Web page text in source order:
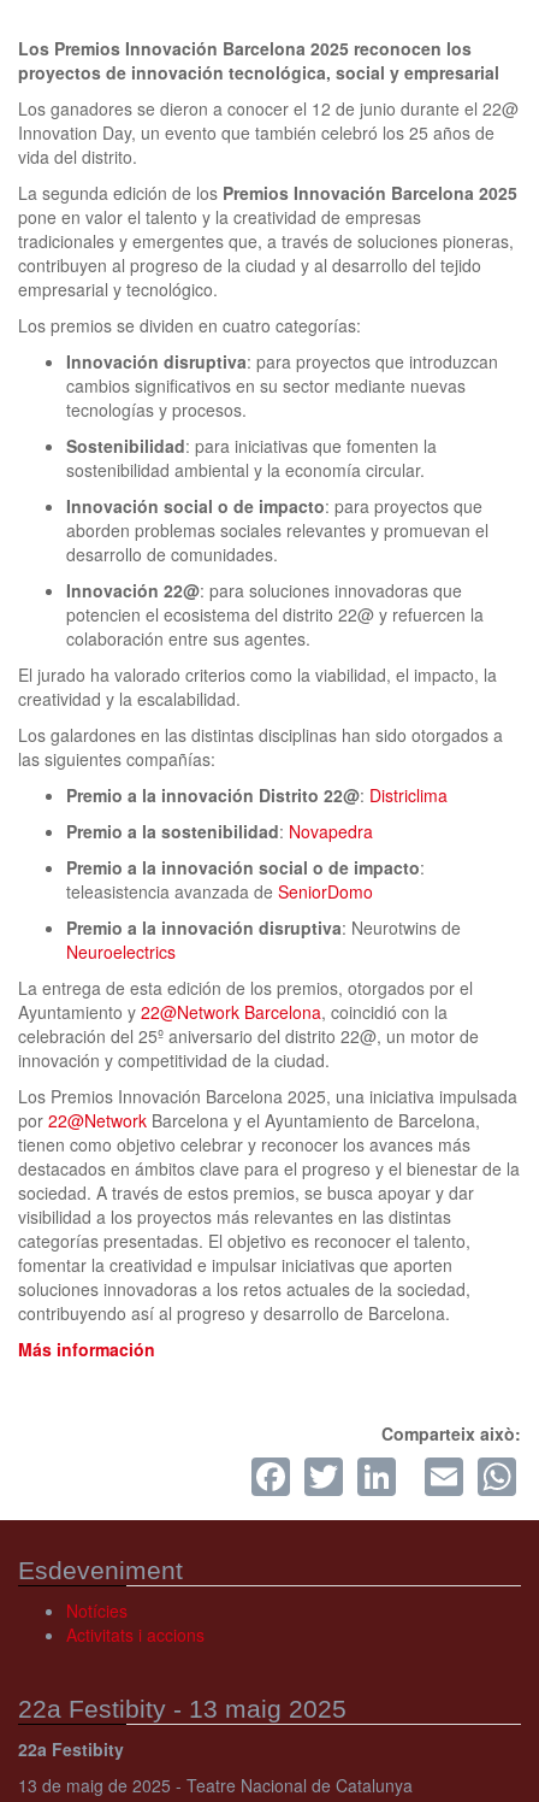
Los Premios Innovación Barcelona 2025 reconocen los
proyectos de innovación tecnológica, social y empresarial
Los ganadores se dieron a conocer el 12 de junio durante el 22@
Innovation Day, un evento que también celebró los 25 años de
vida del distrito.
La segunda edición de los Premios Innovación Barcelona 2025
pone en valor el talento y la creatividad de empresas
tradicionales y emergentes que, a través de soluciones pioneras,
contribuyen al progreso de la ciudad y al desarrollo del tejido
empresarial y tecnológico.
Los premios se dividen en cuatro categorías:
Innovación disruptiva: para proyectos que introduzcan
cambios significativos en su sector mediante nuevas
tecnologías y procesos.
Sostenibilidad: para iniciativas que fomenten la
sostenibilidad ambiental y la economía circular.
Innovación social o de impacto: para proyectos que
aborden problemas sociales relevantes y promuevan el
desarrollo de comunidades.
Innovación 22@: para soluciones innovadoras que
potencien el ecosistema del distrito 22@ y refuercen la
colaboración entre sus agentes.
El jurado ha valorado criterios como la viabilidad, el impacto, la
creatividad y la escalabilidad.
Los galardones en las distintas disciplinas han sido otorgados a
las siguientes compañías:
Premio a la innovación Distrito 22@: Districlima
Premio a la sostenibilidad: Novapedra
Premio a la innovación social o de impacto:
teleasistencia avanzada de SeniorDomo
Premio a la innovación disruptiva: Neurotwins de
Neuroelectrics
La entrega de esta edición de los premios, otorgados por el
Ayuntamiento y 22@Network Barcelona, coincidió con la
celebración del 25º aniversario del distrito 22@, un motor de
innovación y competitividad de la ciudad.
Los Premios Innovación Barcelona 2025, una iniciativa impulsada
por 22@Network Barcelona y el Ayuntamiento de Barcelona,
tienen como objetivo celebrar y reconocer los avances más
destacados en ámbitos clave para el progreso y el bienestar de la
sociedad. A través de estos premios, se busca apoyar y dar
visibilidad a los proyectos más relevantes en las distintas
categorías presentadas. El objetivo es reconocer el talento,
fomentar la creatividad e impulsar iniciativas que aporten
soluciones innovadoras a los retos actuales de la sociedad,
contribuyendo así al progreso y desarrollo de Barcelona.
Más información
Comparteix això:
Facebook
Twitter
Esdeveniment
Notícies
Activitats i accions
22a Festibity - 13 maig 2025
22a Festibity
13 de maig de 2025 - Teatre Nacional de Catalunya